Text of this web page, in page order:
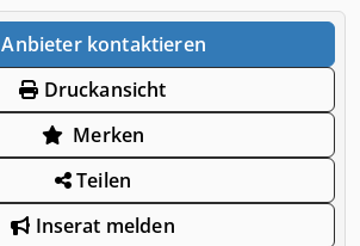
Anbieter kontaktieren
Druckansicht
Merken
Teilen
Inserat melden